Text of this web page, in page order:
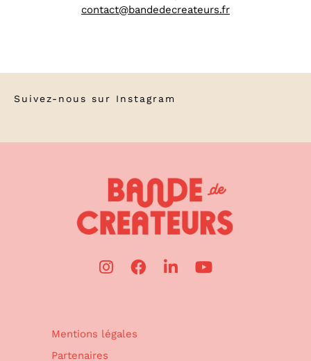
contact@bandedecreateurs.fr
Suivez-nous sur Instagram
Mentions légales
Partenaires